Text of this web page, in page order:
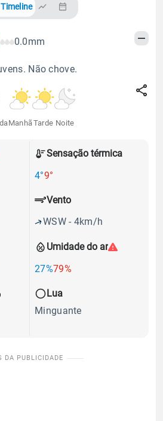
Timeline
0.0mm
Não chove.
Manhã Tarde Noite
Sensação térmica
4°9°
Umidade do ar
27%79%
Vento
WSW - 4km/h
Lua
Minguante